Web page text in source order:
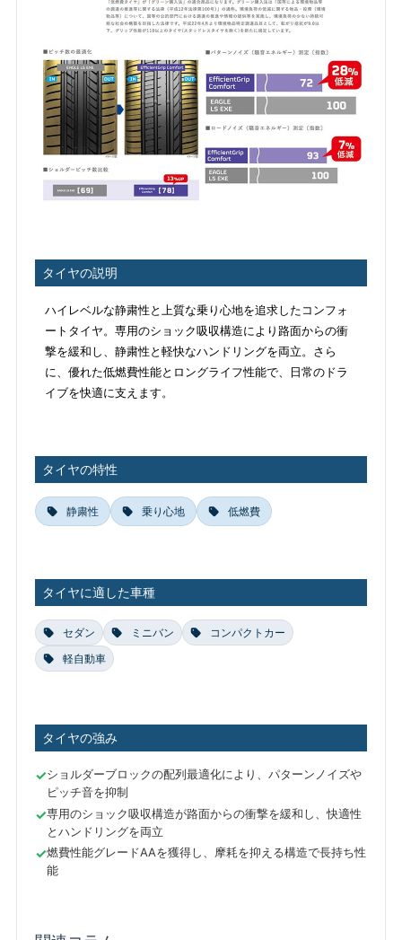
タイヤの説明
ハイレベルな静粛性と上質な乗り心地を追求したコンフォ
ートタイヤ。専用のショック吸収構造により路面からの衝
撃を緩和し、静粛性と軽快なハンドリングを両立。さら
に、優れた低燃費性能とロングライフ性能で、日常のドラ
イブを快適に支えます。
タイヤの特性
静粛性 乗り心地 低燃費
タイヤに適した車種
セダン ミニバン
コンパクトカー
軽自動車
タイヤの強み
ショルダーブロックの配列最適化により、パターンノイズや
ピッチ音を抑制
専用のショック吸収構造が路面からの衝撃を緩和し、快適性
とハンドリングを両立
燃費性能グレードAAを獲得し、摩耗を抑える構造で長持ち性
能